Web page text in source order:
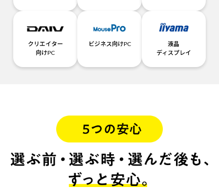
クリエイター
向けPC
ビジネス向けPC
液晶
ディスプレイ